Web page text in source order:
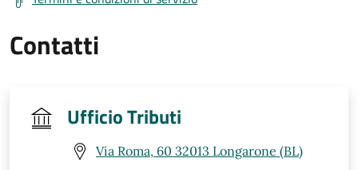
Contatti
Ufficio Tributi
Via Roma, 60 32013 Longarone (BL)